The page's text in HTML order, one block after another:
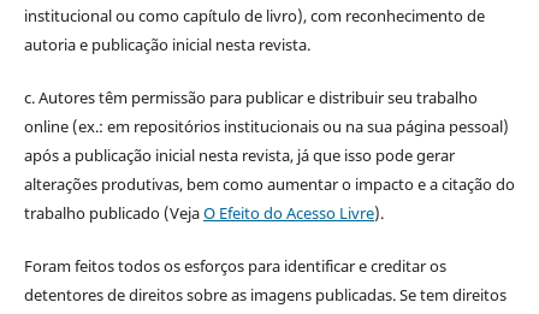
institucional ou como capítulo de livro), com reconhecimento de
autoria e publicação inicial nesta revista.
c. Autores têm permissão para publicar e distribuir seu trabalho
online (ex.: em repositórios institucionais ou na sua página pessoal)
após a publicação inicial nesta revista, já que isso pode gerar
alterações produtivas, bem como aumentar o impacto e a citação do
trabalho publicado (VejaO Efeito do Acesso Livre).
Foram feitos todos os esforços para identificar e creditar os
detentores de direitos sobre as imagens publicadas. Se tem direitos